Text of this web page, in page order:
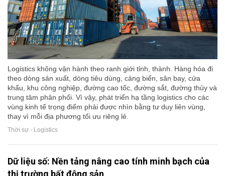
Logistics không vận hành theo ranh giới tỉnh, thành. Hàng hóa đi
theo dòng sản xuất, dòng tiêu dùng, cảng biển, sân bay, cửa
khẩu, khu công nghiệp, đường cao tốc, đường sắt, đường thủy và
trung tâm phân phối. Vì vậy, phát triển hạ tầng logistics cho các
vùng kinh tế trọng điểm phải được nhìn bằng tư duy liên vùng,
thay vì mỗi địa phương tối ưu riêng lẻ.
Thời sự - Logistics
Dữ liệu số: Nền tảng nâng cao tính minh bạch của
thị trường bất động sản